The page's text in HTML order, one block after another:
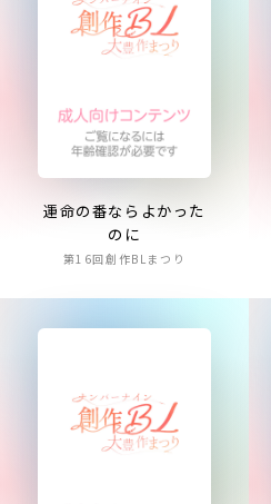
運命の番ならよかった
のに
第16回創作BLまつり